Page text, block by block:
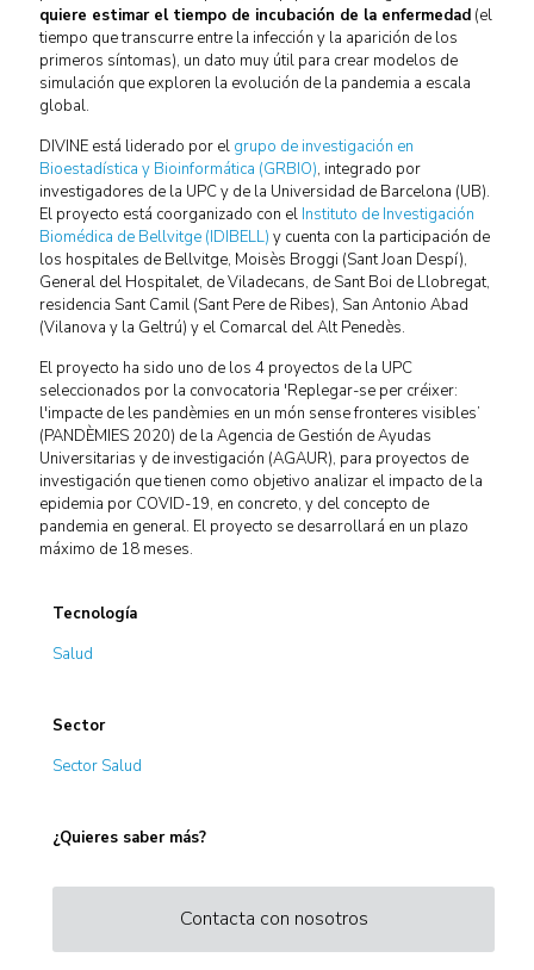
quiere estimar el tiempo de incubación de la enfermedad (el
tiempo que transcurre entre la infección y la aparición de los
primeros síntomas), un dato muy útil para crear modelos de
simulación que exploren la evolución de la pandemia a escala
global.
DIVINE está liderado por el grupo de investigación en
Bioestadística y Bioinformática (GRBIO), integrado por
investigadores de la UPC y de la Universidad de Barcelona (UB).
El proyecto está coorganizado con el Instituto de Investigación
Biomédica de Bellvitge (IDIBELL) y cuenta con la participación de
los hospitales de Bellvitge, Moisès Broggi (Sant Joan Despí),
General del Hospitalet, de Viladecans, de Sant Boi de Llobregat,
residencia Sant Camil (Sant Pere de Ribes), San Antonio Abad
(Vilanova y la Geltrú) y el Comarcal del Alt Penedès.
El proyecto ha sido uno de los 4 proyectos de la UPC
seleccionados por la convocatoria 'Replegar-se per créixer:
l'impacte de les pandèmies en un món sense fronteres visibles’
(PANDÈMIES 2020) de la Agencia de Gestión de Ayudas
Universitarias y de investigación (AGAUR), para proyectos de
investigación que tienen como objetivo analizar el impacto de la
epidemia por COVID-19, en concreto, y del concepto de
pandemia en general. El proyecto se desarrollará en un plazo
máximo de 18 meses.
Tecnología
Salud
Sector
Sector Salud
¿Quieres saber más?
Contacta con nosotros